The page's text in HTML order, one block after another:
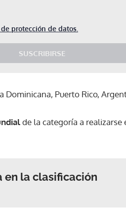
protección de datos.
SUSCRIBIRSE
ACEPTAR
Puerto Rico,
de la categoría a realizarse
en la clasificación